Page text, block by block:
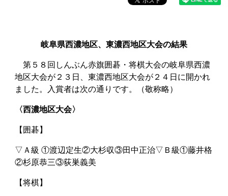
岐阜県西濃地区、東濃西地区大会の結果
第５８回しんぶん赤旗囲碁・将棋大会の岐阜県西濃
地区大会が２３日、東濃西地区大会が２４日に開かれ
ました。入賞者は次の通りです。（敬称略）
〈西濃地区大会〉
【囲碁】
▽Ａ級 ①渡辺定生②大杉収③田中正治▽Ｂ級①藤井格
②杉原恭三③荻巣義美
【将棋】